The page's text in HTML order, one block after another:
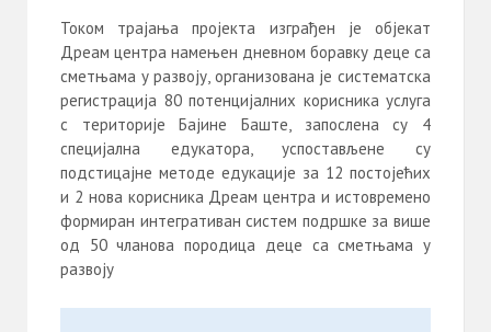
Током трајања пројекта изграђен је објекат
Дреам центра намењен дневном боравку деце са
сметњама у развоју, организована је систематска
регистрација 80 потенцијалних корисника услуга
с територије Бајине Баште, запослена су 4
специјална едукатора, успостављене су
подстицајне методе едукације за 12 постојећих
и 2 нова корисника Дреам центра и истовремено
формиран интегративан систем подршке за више
од 50 чланова породица деце са сметњама у
развоју